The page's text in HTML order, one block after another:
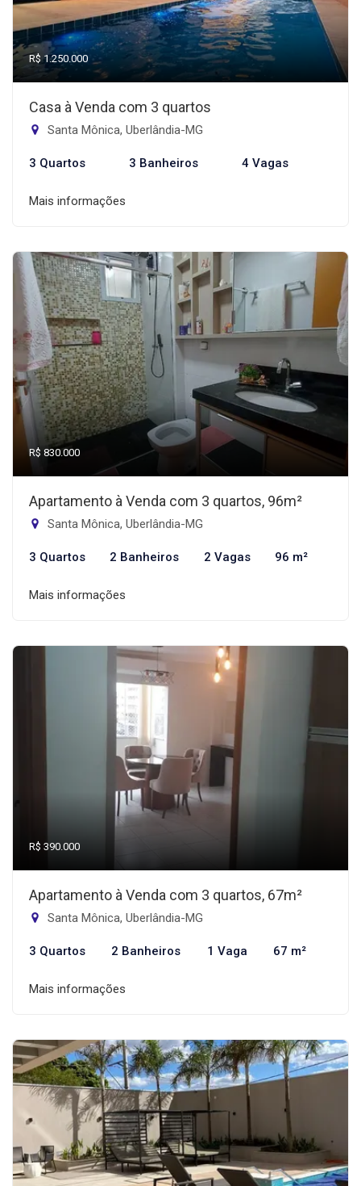
R$ 1.250.000
Casa à Venda com 3 quartos
Santa Mônica, Uberlândia-MG
3 Quartos 3 Banheiros 4 Vagas
Mais informações
R$ 830.000
Apartamento à Venda com 3 quartos, 96m²
Santa Mônica, Uberlândia-MG
3 Quartos 2 Banheiros 2 Vagas 96 m²
Mais informações
R$ 390.000
Apartamento à Venda com 3 quartos, 67m²
Santa Mônica, Uberlândia-MG
3 Quartos 2 Banheiros 1 Vaga 67 m²
Mais informações